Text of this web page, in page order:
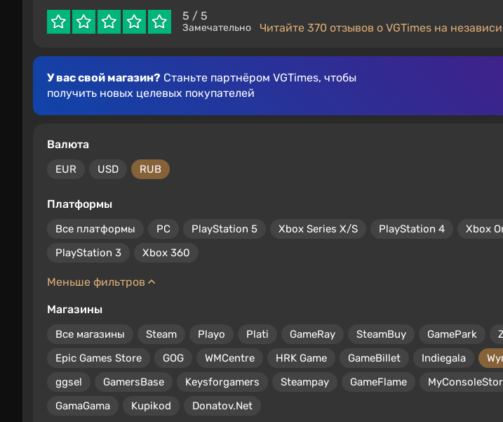
5 / 5
Замечательно Читайте 370 отзывов о VGTimes на
У вас свой магазин? Станьте партнёром VGTimes, чтобы
получить новых целевых покупателей
Валюта
EUR USD RUB
Платформы
Все платформы PC PlayStation 5 Xbox Series X/S PlayStation 4 Xbox
PlayStation 3
Xbox 360
Меньше фильтров
Магазины
Все магазины Steam Playo Plati GameRay SteamBuy GamePark
Epic Games Store
GOG WMCentre HRK Game GameBillet Indiegala
ggsel
GamersBase Keysforgamers Steampay GameFlame
GamaGama
Kupikod Donatov.Net